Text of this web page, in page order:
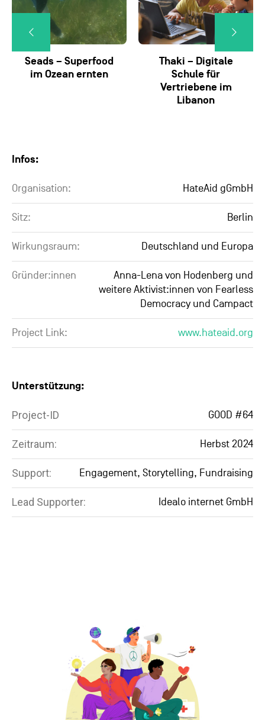
Seads – Superfood
im Ozean ernten
Thaki – Digitale
Schule für
Vertriebene im
Libanon
Infos:
Organisation: HateAid gGmbH
Sitz: Berlin
Wirkungsraum: Deutschland und Europa
Gründer:innen
Anna-Lena von Hodenberg und
weitere Aktivist:innen von Fearless
Democracy und Campact
Project Link: www.hateaid.org
Unterstützung:
Project-ID GOOD #64
Zeitraum: Herbst 2024
Support: Engagement, Storytelling, Fundraising
Lead Supporter: Idealo internet GmbH